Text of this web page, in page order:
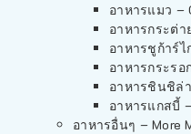
อาหารแมว –
อาหารกระต่า
อาหารชูก้าร์ไ
อาหารกระรอ
อาหารชินชิล่
อาหารแกสบี้
อาหารอื่นๆ – More